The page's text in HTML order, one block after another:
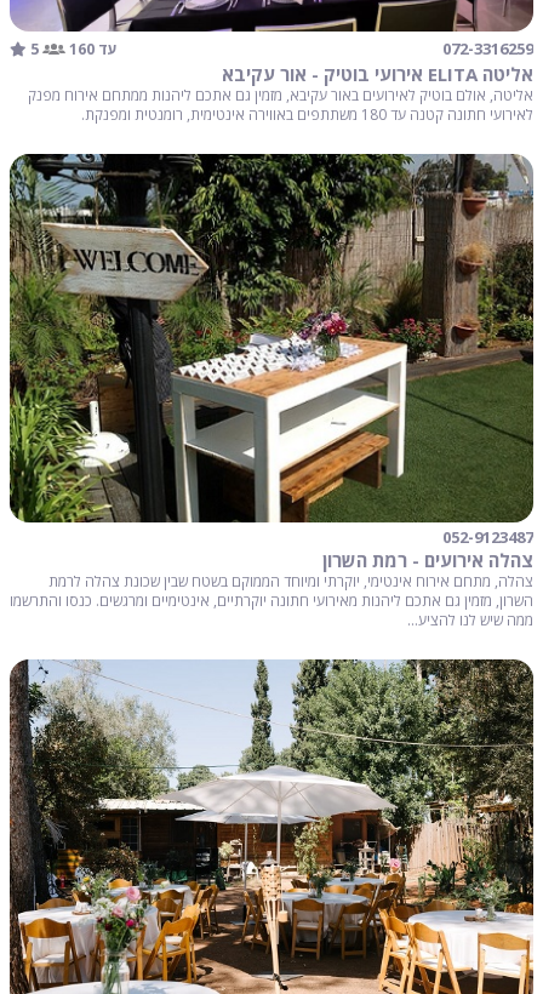
072-3316259 עד 160 5
אליטה ELITA אירועי בוטיק - אור עקיבא
אליטה, אולם בוטיק לאירועים באור עקיבא, מזמין גם אתכם ליהנות ממתחם אירוח מפנק
לאירועי חתונה קטנה עד 180 משתתפים באווירה אינטימית, רומנטית ומפנקת.
052-9123487
צהלה אירועים - רמת השרון
צהלה, מתחם אירוח אינטימי, יוקרתי ומיוחד הממוקם בשטח שבין שכונת צהלה לרמת
השרון, מזמין גם אתכם ליהנות מאירועי חתונה יוקרתיים, אינטימיים ומרגשים. כנסו והתרשמו
ממה שיש לנו להציע...